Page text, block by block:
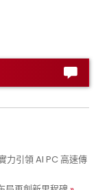
力引領 AI PC 高速傳